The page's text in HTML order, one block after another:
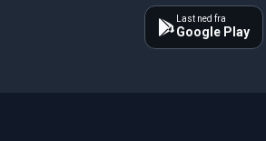
Last ned fra
Google Play